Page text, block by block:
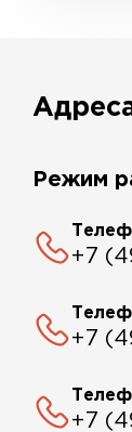
Режим
+7
+7
+7